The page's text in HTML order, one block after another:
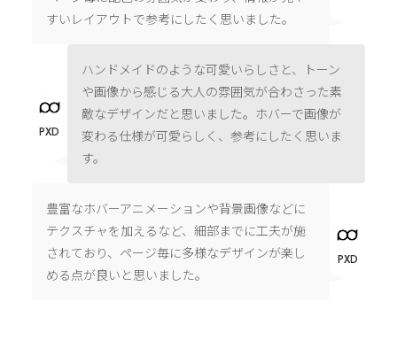
すいレイアウトで参考にしたく思いました。
ハンドメイドのような可愛いらしさと、トーン
や画像から感じる大人の雰囲気が合わさった素
敵なデザインだと思いました。ホバーで画像が
変わる仕様が可愛らしく、参考にしたく思いま
す。
PXD
豊富なホバーアニメーションや背景画像などに
テクスチャを加えるなど、細部までに工夫が施
されており、ページ毎に多様なデザインが楽し
める点が良いと思いました。
PXD